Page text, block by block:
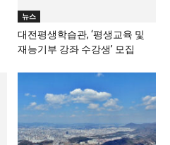
뉴스
재능기부 강좌 수강생’ 모집